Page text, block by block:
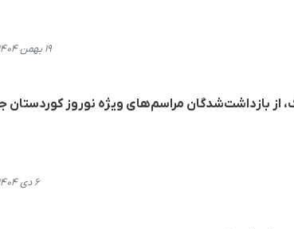
۱۹ بهمن ۱۴۰۴، ۱۵:۵۸
از بازداشت‌شدگان مراسم‌های ویژه نوروز
۶ دی ۱۴۰۴، ۱۴:۴۷